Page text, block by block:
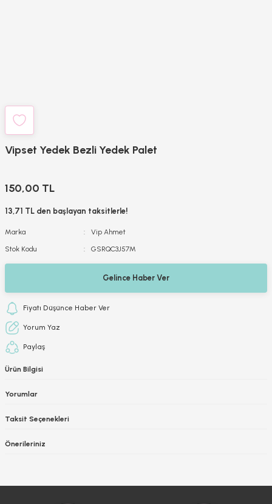
Vipset Yedek Bezli Yedek Palet
150,00 TL
13,71 TL den başlayan taksitlerle!
Marka
Vip Ahmet
Stok Kodu
GSRQC3J57M
Gelince Haber Ver
Fiyatı Düşünce Haber Ver
Yorum Yaz
Paylaş
Ürün Bilgisi
Yorumlar
Taksit Seçenekleri
Önerileriniz